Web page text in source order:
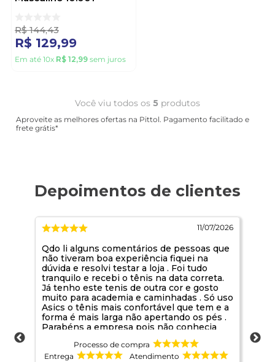
R$ 144,43
R$ 129,99
Em até 10x R$ 12,99 sem juros
Você viu todos os 5 produtos
Aproveite as melhores ofertas na Pittol. Pagamento facilitado e
frete grátis*
11/07/2026
Qdo li alguns comentários de pessoas que
não tiveram boa experiência fiquei na
dúvida e resolvi testar a loja . Foi tudo
tranquilo e recebi o tênis na data correta.
Já tenho este tenis de outra cor e gosto
muito para academia e caminhadas . Só uso
Asics o tênis mais confortável que tem e a
forma é mais larga não apertando os pés .
Parabéns a empresa pois não conhecia
sou de Belo Horizonte. Foi uma boa
oportunidade de conhecer
Processo de compra
Entrega
Atendimento